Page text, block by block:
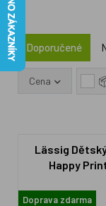
Doporučené
Cena
Lässig
Happy
Doprava zdarma